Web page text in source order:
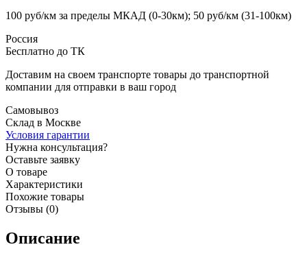
100 руб/км за пределы МКАД (0-30км); 50 руб/км (31-100км)
Россия
Бесплатно до ТК
Доставим на своем транспорте товары до транспортной
компании для отправки в ваш город
Самовывоз
Склад в Москве
Условия гарантии
Нужна консультация?
Оставьте заявку
О товаре
Характеристики
Похожие товары
Отзывы (0)
Описание